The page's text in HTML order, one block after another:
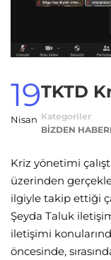
19
Nisan
TKTD
Kategoriler
BIZDEN
Kriz yönetimi
üzerinden
ilgiyle takip ettiği
Şeyda Taluk
iletişimi
öncesinde,